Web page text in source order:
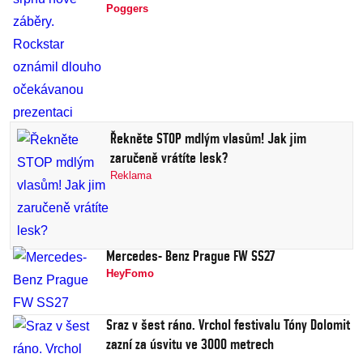
Poggers
Řekněte STOP mdlým vlasům! Jak jim
zaručeně vrátíte lesk?
Reklama
Mercedes- Benz Prague FW SS27
HeyFomo
Sraz v šest ráno. Vrchol festivalu Tóny Dolomit
zazní za úsvitu ve 3000 metrech